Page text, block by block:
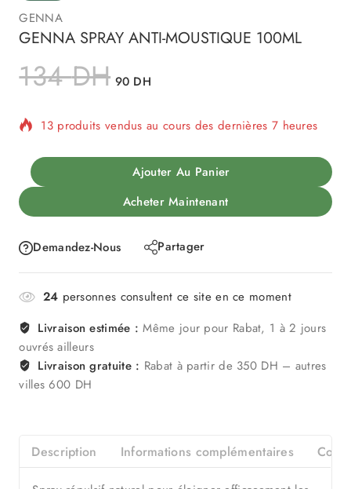
GENNA
GENNA SPRAY ANTI-MOUSTIQUE 100ML
134DH 90 DH
13 produits vendus au cours des dernières 7 heures
Vente rapide ! Plus de 13 personnes ont dans leur
Ajouter Au Panier
Acheter Maintenant
Demandez-Nous Partager
24 personnes consultent ce site en ce moment
Livraison estimée : Même jour pour Rabat, 1 à 2 jours
ouvrés ailleurs
Livraison gratuite : Rabat à partir de 350 DH – autres
villes 600 DH
Description Informations complémentaires